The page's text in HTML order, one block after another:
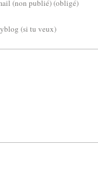
(non publié) (obligé)
(si tu veux)